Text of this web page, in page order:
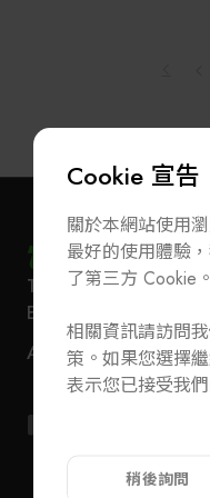
PC、嵌入式系統、
我們期望提供客戶的
競爭激烈的產業中
T +886-2-27293933F
E-Mail
ADD
110 台北市信義路
地址）
Cookie 宣告
關於本網站使用
最好的使用體驗
了第三方 Cookie。
相關資訊請訪問
策。如果您選擇
表示您已接受我
稍後詢問
聯絡我們
T+886-2-